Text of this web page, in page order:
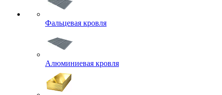
Фальцевая кровля
Алюминиевая кровля